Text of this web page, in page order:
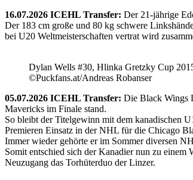
16.07.2026 ICEHL Transfer: Der 21-jährige
Der 183 cm große und 80 kg schwere
bei U20 Weltmeisterschaften vertrat wird
Dylan Wells #30, Hlinka Gretzky Cup
©Puckfans.at/Andreas Robanser
05.07.2026 ICEHL Transfer: Die Black Wings
Mavericks im Finale stand.
So bleibt der Titelgewinn mit dem kanadischen
Premieren Einsatz in der NHL für die Chicago
Immer wieder gehörte er im Sommer diversen
Somit entschied sich der Kanadier nun zu
Neuzugang das Torhüterduo der Linzer.